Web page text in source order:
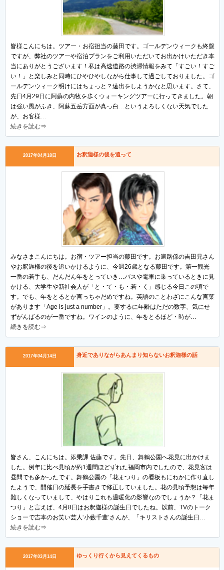
皆様こんにちは。ツアー・お宿担当の藤田です。ゴールデンウィークも終盤
ですが、弊社のツアーや宿泊プランをご利用いただいてお出かけいただき本
当にありがとうございます！私は高速道路の渋滞情報をみて「すごい！すご
い！」と楽しみと同時にひやひやしながら仕事して過ごしておりました。ゴ
ールデンウィーク明けにはちょっと？遠出をしようかなと思います。さて、
先日4月29日に阿蘇の内牧を歩くウォーキングツアーに行ってきました。朝
は強い風がふき、阿蘇五岳方面が真っ白…というよろしくない天気でした
が、お客様…
続きを読む⇒
2017年04月18日 お釈迦様の後を追って
みなさまこんにちは。お宿・ツアー担当の藤田です。お遍路係の吉田兄さん
やお釈迦様の後を追いかけるように、今週26歳となる藤田です。第一観光
一番の若手も、だんだん年をとっていき…バスや電車に乗っているときに見
かける、大学生や新社会人が「と・て・も・若・く」感じる今日この頃で
す。でも、年をとるとか言っちゃだめですね。英語のことわざにこんな言葉
があります「Age is just a number」。要するに年齢はただの数字、気にせ
ずがんばるのが一番ですね。ワインのように、年をとるほど・時が…
続きを読む⇒
2017年04月14日 身近でありながらあんまり知らないお釈迦様の話
皆さん、こんにちは。添乗課 佐藤です。先日、舞鶴公園へ花見に出かけま
した。例年に比べ見頃が約1週間ほどずれた福岡市内でしたので、花見客は
昼間でも多かったです。舞鶴公園の「花まつり」の看板もにわかに作り直し
たようで、開催日の延長を手書きで修正していました。花の見頃予想は毎年
難しくなっていまして、やはりこれも温暖化の影響なのでしょうか？「花ま
つり」と言えば、4月8日はお釈迦様の誕生日でしたね。以前、TVのトーク
ショーで吉本のお笑い芸人‘小藪千豊’さんが、「キリストさんの誕生日…
続きを読む⇒
2017年03月14日 ゆっくり行くから見えてくるもの